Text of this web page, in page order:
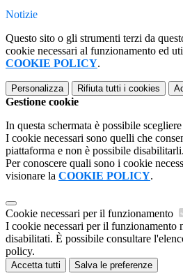
Notizie
Questo sito o gli strumenti terzi da
cookie necessari al funzionamento ed
COOKIE POLICY.
Personalizza Rifiuta tutti i cookies
Gestione cookie
In questa schermata è possibile
I cookie necessari sono quelli che
piattaforma e non è possibile disabilitarli.
Per conoscere quali sono i cookie
visionare la COOKIE POLICY.
Cookie necessari per il funzionamento
I cookie necessari per il funzionamento
disabilitati. È possibile consultare
policy.
Accetta tutti Salva le preferenze